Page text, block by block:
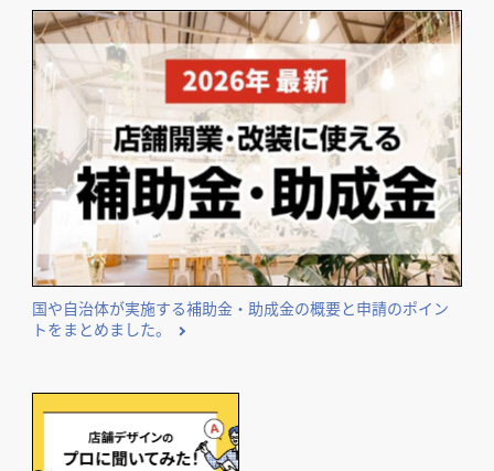
国や自治体が実施する補助金・助成金の概要と申請のポイン
トをまとめました。